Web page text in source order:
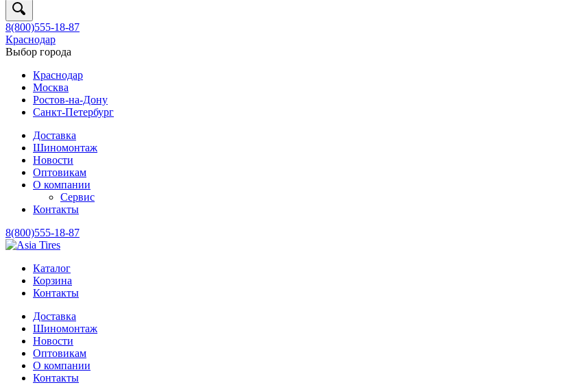
8(800)555-18-87
Краснодар
Выбор города
Краснодар
Москва
Ростов-на-Дону
Санкт-Петербург
Доставка
Шиномонтаж
Новости
Оптовикам
О компании
Сервис
Контакты
8(800)555-18-87
Каталог
Корзина
Контакты
Доставка
Шиномонтаж
Новости
Оптовикам
О компании
Контакты